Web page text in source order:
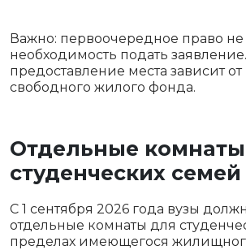
Важно: первоочередное право не
необходимость подать
предоставление места зависит
свободного жилого фонда.
Отдельные
студенческих семей
С 1 сентября 2026 года вузы
отдельные комнаты для
пределах имеющегося